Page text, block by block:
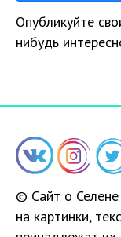
Опубликуйте
нибудь
© Сайт о
на картинки,